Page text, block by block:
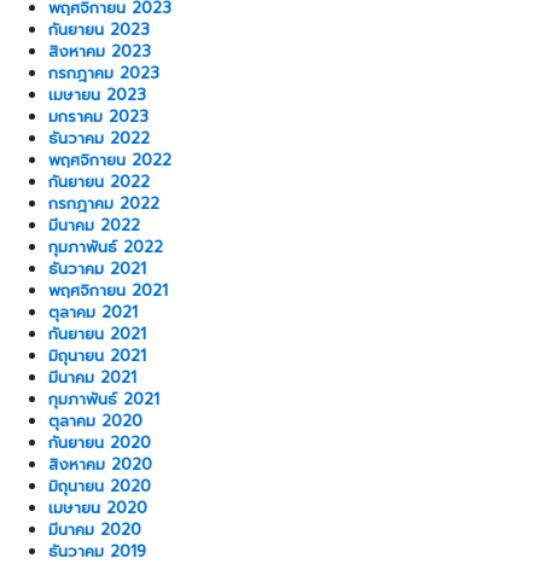
พฤศจิกายน 2023
กันยายน 2023
สิงหาคม 2023
กรกฎาคม 2023
เมษายน 2023
มกราคม 2023
ธันวาคม 2022
พฤศจิกายน 2022
กันยายน 2022
กรกฎาคม 2022
มีนาคม 2022
กุมภาพันธ์ 2022
ธันวาคม 2021
พฤศจิกายน 2021
ตุลาคม 2021
กันยายน 2021
มิถุนายน 2021
มีนาคม 2021
กุมภาพันธ์ 2021
ตุลาคม 2020
กันยายน 2020
สิงหาคม 2020
มิถุนายน 2020
เมษายน 2020
มีนาคม 2020
ธันวาคม 2019